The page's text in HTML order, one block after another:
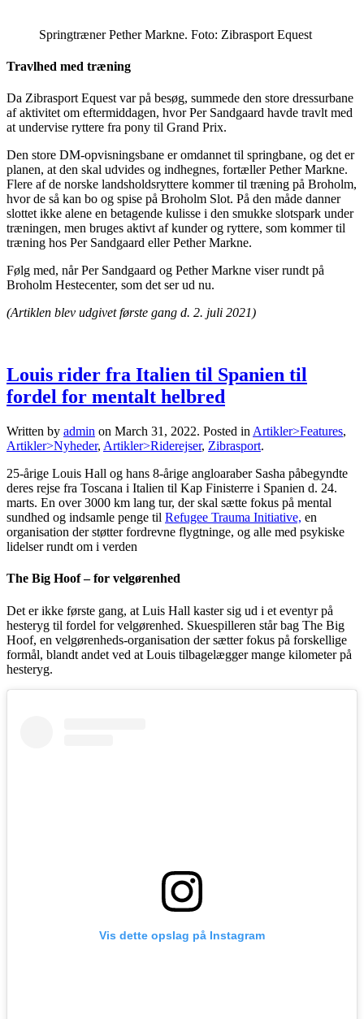
Springtræner Pether Markne. Foto: Zibrasport Equest
Travlhed med træning
Da Zibrasport Equest var på besøg, summede den store dressurbane
af aktivitet om eftermiddagen, hvor Per Sandgaard havde travlt med
at undervise ryttere fra pony til Grand Prix.
Den store DM-opvisningsbane er omdannet til springbane, og det er
planen, at den skal udvides og indhegnes, fortæller Pether Markne.
Flere af de norske landsholdsryttere kommer til træning på Broholm,
hvor de så kan bo og spise på Broholm Slot. På den måde danner
slottet ikke alene en betagende kulisse i den smukke slotspark under
træningen, men bruges aktivt af kunder og ryttere, som kommer til
træning hos Per Sandgaard eller Pether Markne.
Følg med, når Per Sandgaard og Pether Markne viser rundt på
Broholm Hestecenter, som det ser ud nu.
(Artiklen blev udgivet første gang d. 2. juli 2021)
Louis rider fra Italien til Spanien til
fordel for mentalt helbred
Written by admin on March 31, 2022. Posted in Artikler>Features,
Artikler>Nyheder, Artikler>Riderejser, Zibrasport.
25-årige Louis Hall og hans 8-årige angloaraber Sasha påbegyndte
deres rejse fra Toscana i Italien til Kap Finisterre i Spanien d. 24.
marts. En over 3000 km lang tur, der skal sætte fokus på mental
sundhed og indsamle penge til Refugee Trauma Initiative, en
organisation der støtter fordrevne flygtninge, og alle med psykiske
lidelser rundt om i verden
The Big Hoof – for velgørenhed
Det er ikke første gang, at Luis Hall kaster sig ud i et eventyr på
hesteryg til fordel for velgørenhed. Skuespilleren står bag The Big
Hoof, en velgørenheds-organisation der sætter fokus på forskellige
formål, blandt andet ved at Louis tilbagelægger mange kilometer på
hesteryg.
Vis dette opslag på Instagram